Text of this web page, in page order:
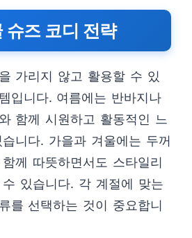
슈즈 코디 전략
가리지 않고 활용할 수 있
입니다. 여름에는 반바지나
함께 시원하고 활동적인 느
니다. 가을과 겨울에는 두꺼
께 따뜻하면서도 스타일리
있습니다. 각 계절에 맞는
를 선택하는 것이 중요합니